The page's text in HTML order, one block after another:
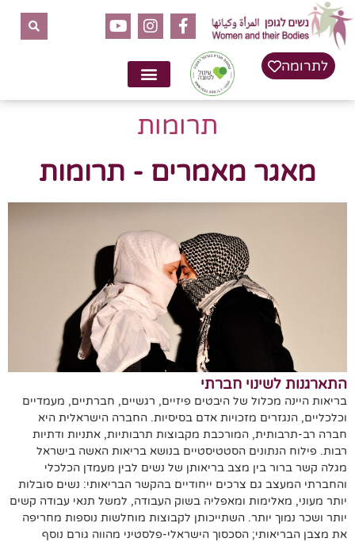
לתרומה
תרומות
מאגר מאמרים - תרומות
התארגנות לשינוי חברתי
בריאות היינה מכלול של היבטים פיזיים, רגשיים, חברתיים, מעמדיים
וכלכליים, הנגזרים מזכויות אדם בסיסיות. החברה הישראלית היא
חברה רב-תרבותית, המורכבת מקבוצות תרבותיות, אתניות ודתיות
רבות. פילוח הנתונים הסטטיסטיים בנושא בריאות האשה בישראל
מגלה קשר ברור בין מצב בריאותן של נשים לבין מעמדן הכלכלי
והחברתי המעצב גם צרכים ייחודיים בהקשר הבריאותי: נשים סובלות
יותר מעוני, מאלימות ומאפליה בשוק העבודה, למשל תנאי עבודה קשים
יותר ושכר נמוך יותר. השתייכותן לקבוצות מוחלשות נוספות מחריפה
את מצבן הבריאותי; הסכסוך הישראלי-פלסטיני מהווה גורם נוסף